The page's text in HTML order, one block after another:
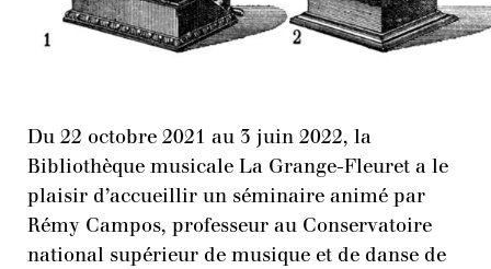
Du 22 octobre 2021 au 3 juin 2022, la
Bibliothèque musicale La Grange-Fleuret a le
plaisir d’accueillir un séminaire animé par
Rémy Campos, professeur au Conservatoire
national supérieur de musique et de danse de